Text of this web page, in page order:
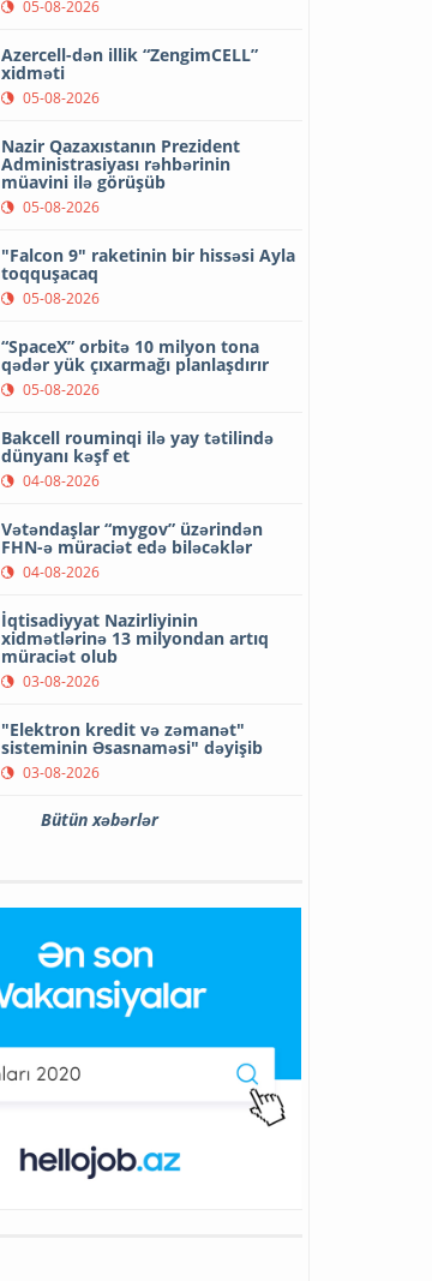
05-08-2026
Azercell-dən illik “ZengimCELL”
xidməti
05-08-2026
Nazir Qazaxıstanın Prezident
Administrasiyası rəhbərinin
müavini ilə görüşüb
05-08-2026
"Falcon 9" raketinin bir hissəsi Ayla
toqquşacaq
05-08-2026
“SpaceX” orbitə 10 milyon tona
qədər yük çıxarmağı planlaşdırır
05-08-2026
Bakcell rouminqi ilə yay tətilində
dünyanı kəşf et
04-08-2026
Vətəndaşlar “mygov” üzərindən
FHN-ə müraciət edə biləcəklər
04-08-2026
İqtisadiyyat Nazirliyinin
xidmətlərinə 13 milyondan artıq
müraciət olub
03-08-2026
"Elektron kredit və zəmanət"
sisteminin Əsasnaməsi" dəyişib
03-08-2026
Bütün xəbərlər